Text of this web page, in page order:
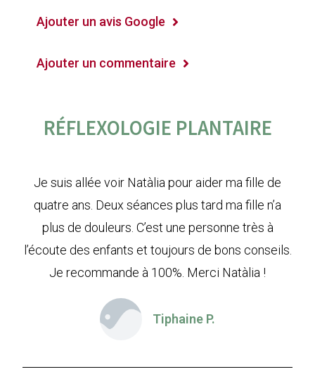
Ajouter un avis Google
Ajouter un commentaire
RÉFLEXOLOGIE PLANTAIRE
Je suis allée voir Natàlia pour aider ma fille de
quatre ans. Deux séances plus tard ma fille n’a
plus de douleurs. C’est une personne très à
l’écoute des enfants et toujours de bons conseils.
Je recommande à 100%. Merci Natàlia !
Tiphaine P.